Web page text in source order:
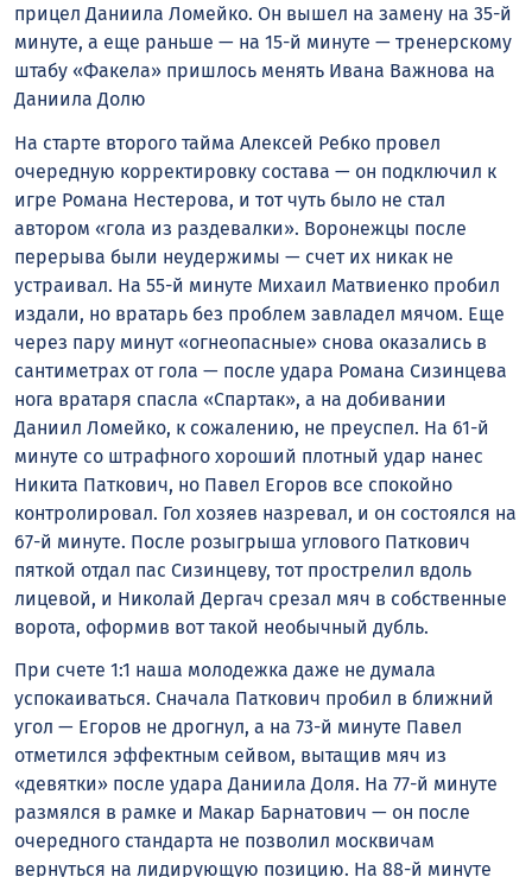
прицел Даниила Ломейко. Он вышел на замену на 35-й
минуте, а еще раньше — на 15-й минуте — тренерскому
штабу «Факела» пришлось менять Ивана Важнова на
Даниила Долю
На старте второго тайма Алексей Ребко провел
очередную корректировку состава — он подключил к
игре Романа Нестерова, и тот чуть было не стал
автором «гола из раздевалки». Воронежцы после
перерыва были неудержимы — счет их никак не
устраивал. На 55-й минуте Михаил Матвиенко пробил
издали, но вратарь без проблем завладел мячом. Еще
через пару минут «огнеопасные» снова оказались в
сантиметрах от гола — после удара Романа Сизинцева
нога вратаря спасла «Спартак», а на добивании
Даниил Ломейко, к сожалению, не преуспел. На 61-й
минуте со штрафного хороший плотный удар нанес
Никита Паткович, но Павел Егоров все спокойно
контролировал. Гол хозяев назревал, и он состоялся на
67-й минуте. После розыгрыша углового Паткович
пяткой отдал пас Сизинцеву, тот прострелил вдоль
лицевой, и Николай Дергач срезал мяч в собственные
ворота, оформив вот такой необычный дубль.
При счете 1:1 наша молодежка даже не думала
успокаиваться. Сначала Паткович пробил в ближний
угол — Егоров не дрогнул, а на 73-й минуте Павел
отметился эффектным сейвом, вытащив мяч из
«девятки» после удара Даниила Доля. На 77-й минуте
размялся в рамке и Макар Барнатович — он после
очередного стандарта не позволил москвичам
вернуться на лидирующую позицию. На 88-й минуте